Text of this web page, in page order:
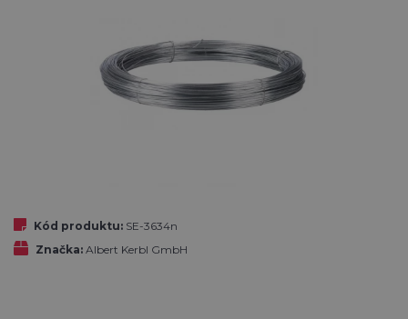
Kód produktu: SE-3634n
Značka: Albert Kerbl GmbH